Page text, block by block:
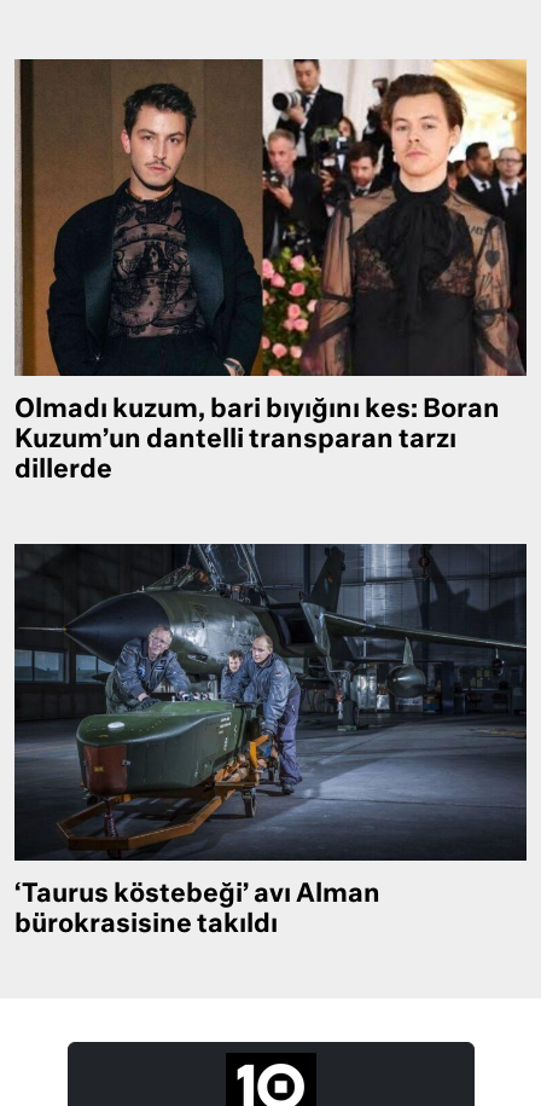
Olmadı kuzum, bari bıyığını kes: Boran
Kuzum’un dantelli transparan tarzı
dillerde
‘Taurus köstebeği’ avı Alman
bürokrasisine takıldı